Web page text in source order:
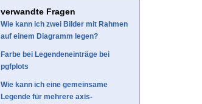
verwandte Fragen
Wie kann ich zwei Bilder mit Rahmen
auf einem Diagramm legen?
Farbe bei Legendeneinträge bei
pgfplots
Wie kann ich eine gemeinsame
Legende für mehrere axis-